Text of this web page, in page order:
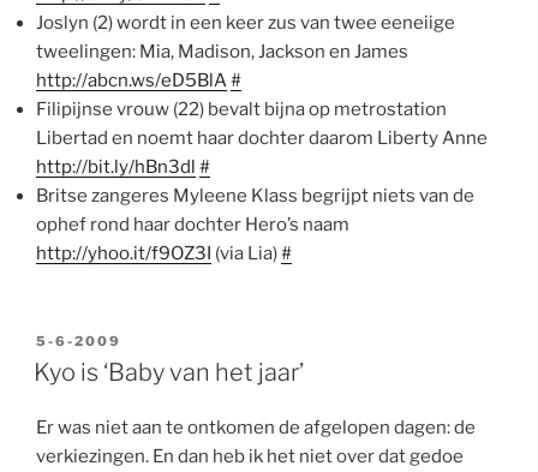
Joslyn (2) wordt in een keer zus van twee eeneiige
tweelingen: Mia, Madison, Jackson en James
http://abcn.ws/eD5BlA #
Filipijnse vrouw (22) bevalt bijna op metrostation
Libertad en noemt haar dochter daarom Liberty Anne
http://bit.ly/hBn3dl #
Britse zangeres Myleene Klass begrijpt niets van de
ophef rond haar dochter Hero’s naam
http://yhoo.it/f9OZ3I (via Lia)#
GEPLAATST
OP
5-6-2009
Kyo is ‘Baby van het jaar’
Er was niet aan te ontkomen de afgelopen dagen: de
verkiezingen. En dan heb ik het niet over dat gedoe